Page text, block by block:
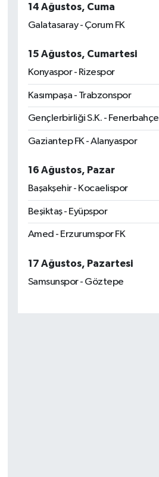
14 Ağustos, Cuma
Galatasaray - Çorum FK
15 Ağustos, Cumartesi
Konyaspor - Rizespor
Kasımpaşa - Trabzonspor
Gençlerbirliği S.K. - Fenerbahçe
Gaziantep FK - Alanyaspor
16 Ağustos, Pazar
Başakşehir - Kocaelispor
Beşiktaş - Eyüpspor
Amed - Erzurumspor FK
17 Ağustos, Pazartesi
Samsunspor - Göztepe